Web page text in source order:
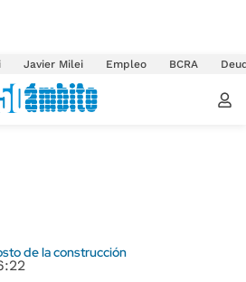
Javier Milei Empleo BCRA
de la construcción